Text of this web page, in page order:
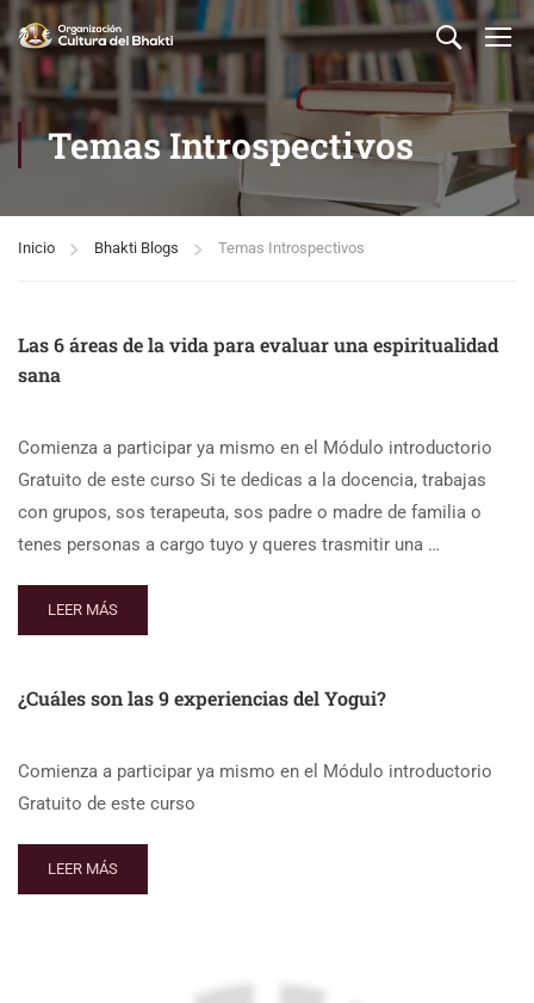
Temas Introspectivos
Inicio Bhakti Blogs Temas Introspectivos
Las 6 áreas de la vida para evaluar una espiritualidad
sana
Comienza a participar ya mismo en el Módulo introductorio
Gratuito de este curso Si te dedicas a la docencia, trabajas
con grupos, sos terapeuta, sos padre o madre de familia o
tenes personas a cargo tuyo y queres trasmitir una …
LEER MÁS
¿Cuáles son las 9 experiencias del Yogui?
Comienza a participar ya mismo en el Módulo introductorio
Gratuito de este curso
LEER MÁS